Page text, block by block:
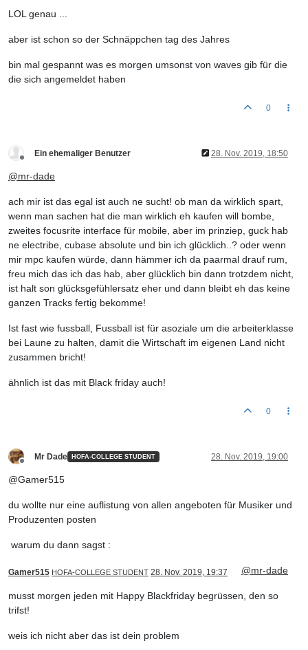
LOL genau ...
aber ist schon so der Schnäppchen tag des Jahres
bin mal gespannt was es morgen umsonst von waves gib für die
die sich angemeldet haben
0
Ein ehemaliger Benutzer 28. Nov. 2019, 18:50
@mr-dade
ach mir ist das egal ist auch ne sucht! ob man da wirklich spart,
wenn man sachen hat die man wirklich eh kaufen will bombe,
zweites focusrite interface für mobile, aber im prinziep, guck hab
ne electribe, cubase absolute und bin ich glücklich..? oder wenn
mir mpc kaufen würde, dann hämmer ich da paarmal drauf rum,
freu mich das ich das hab, aber glücklich bin dann trotzdem nicht,
ist halt son glücksgefühlersatz eher und dann bleibt eh das keine
ganzen Tracks fertig bekomme!
Ist fast wie fussball, Fussball ist für asoziale um die arbeiterklasse
bei Laune zu halten, damit die Wirtschaft im eigenen Land nicht
zusammen bricht!
ähnlich ist das mit Black friday auch!
0
Mr Dade HOFA-COLLEGE STUDENT 28. Nov. 2019, 19:00
@Gamer515
du wollte nur eine auflistung von allen angeboten für Musiker und
Produzenten posten
warum du dann sagst :
Gamer515 HOFA-COLLEGE STUDENT 28. Nov. 2019, 19:37 @mr-dade
musst morgen jeden mit Happy Blackfriday begrüssen, den so
trifst!
weis ich nicht aber das ist dein problem